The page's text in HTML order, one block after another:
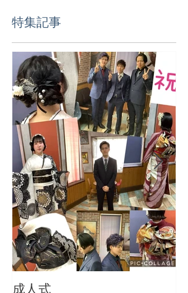
特集記事
成人式